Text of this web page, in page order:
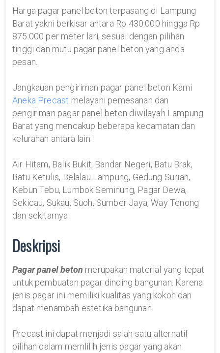
Harga pagar panel beton terpasang di Lampung
Barat yakni berkisar antara Rp 430.000 hingga Rp
875.000 per meter lari, sesuai dengan pilihan
tinggi dan mutu pagar panel beton yang anda
pesan.
Jangkauan pengiriman pagar panel beton Kami
Aneka Precast melayani pemesanan dan
pengiriman pagar panel beton diwilayah Lampung
Barat yang mencakup beberapa kecamatan dan
kelurahan antara lain :
Air Hitam, Balik Bukit, Bandar Negeri, Batu Brak,
Batu Ketulis, Belalau Lampung, Gedung Surian,
Kebun Tebu, Lumbok Seminung, Pagar Dewa,
Sekicau, Sukau, Suoh, Sumber Jaya, Way Tenong
dan sekitarnya.
Deskripsi
Pagar panel beton merupakan material yang tepat
untuk pembuatan pagar dinding bangunan. Karena
jenis pagar ini memiliki kualitas yang kokoh dan
dapat menambah estetika bangunan.
Precast ini dapat menjadi salah satu alternatif
pilihan dalam memlilih jenis pagar yang akan